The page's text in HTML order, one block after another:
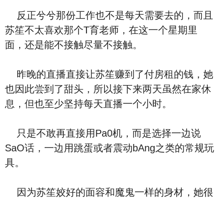
反正兮兮那份工作也不是每天需要去的，而且
苏笙不太喜欢那个T育老师，在这一个星期里
面，还是能不接触尽量不接触。
昨晚的直播直接让苏笙赚到了付房租的钱，她
也因此尝到了甜头，所以接下来两天虽然在家休
息，但也至少坚持每天直播一个小时。
只是不敢再直接用Pa0机，而是选择一边说
SaO话，一边用跳蛋或者震动bAng之类的常规玩
具。
因为苏笙姣好的面容和魔鬼一样的身材，她很